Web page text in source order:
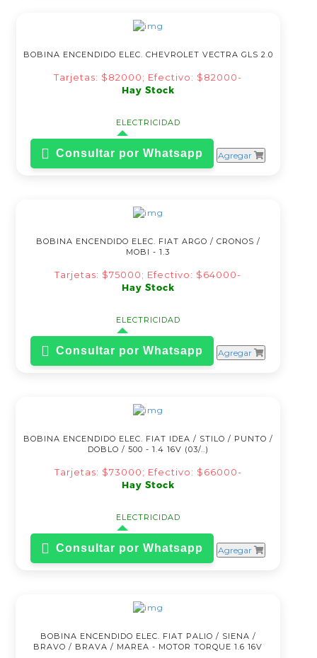
BOBINA ENCENDIDO ELEC. CHEVROLET VECTRA GLS 2.0
Tarjetas: $82000; Efectivo: $82000-
Hay Stock
ELECTRICIDAD
Consultar por Whatsapp Agregar
BOBINA ENCENDIDO ELEC. FIAT ARGO / CRONOS /
MOBI - 1.3
Tarjetas: $75000; Efectivo: $64000-
Hay Stock
ELECTRICIDAD
Consultar por Whatsapp Agregar
BOBINA ENCENDIDO ELEC. FIAT IDEA / STILO / PUNTO /
DOBLO / 500 - 1.4 16V (03/..)
Tarjetas: $73000; Efectivo: $66000-
Hay Stock
ELECTRICIDAD
Consultar por Whatsapp Agregar
BOBINA ENCENDIDO ELEC. FIAT PALIO / SIENA /
BRAVO / BRAVA / MAREA - MOTOR TORQUE 1.6 16V